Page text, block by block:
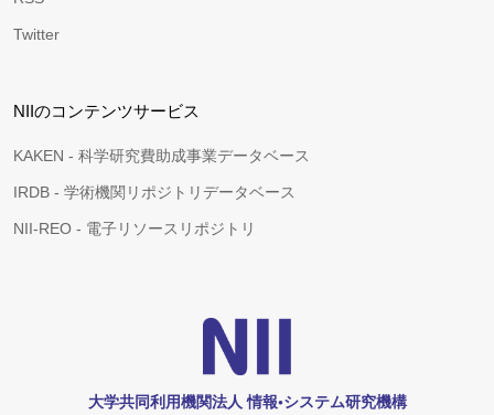
Twitter
NIIのコンテンツサービス
KAKEN - 科学研究費助成事業データベース
IRDB - 学術機関リポジトリデータベース
NII-REO - 電子リソースリポジトリ
大学共同利用機関法人 情報•システム研究機構